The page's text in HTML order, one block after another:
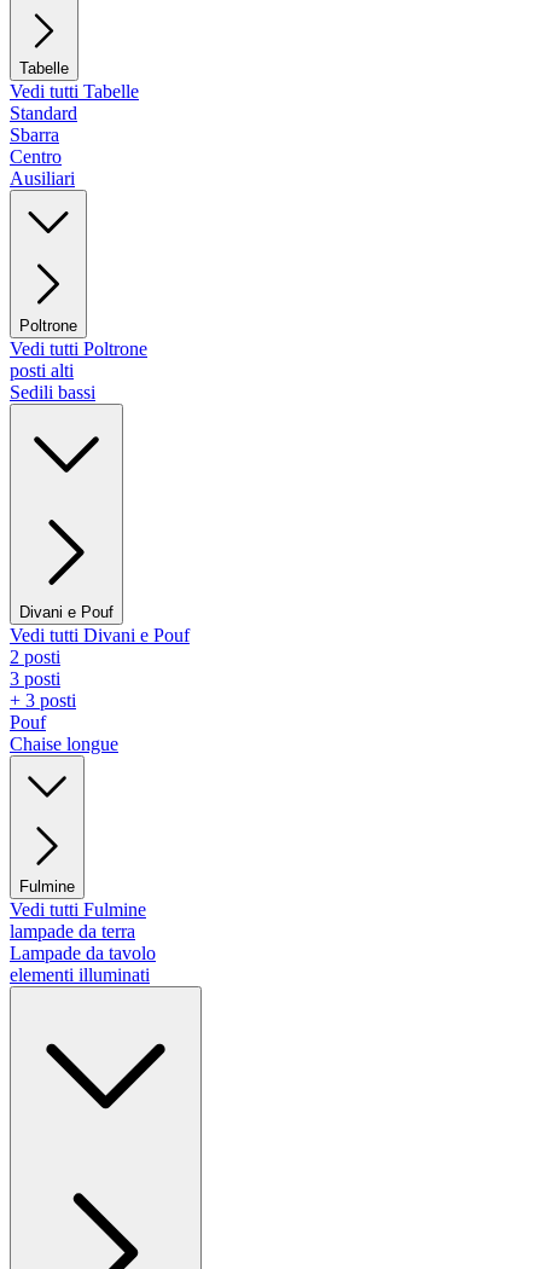
Tabelle
Vedi tutti Tabelle
Standard
Sbarra
Centro
Ausiliari
Poltrone
Vedi tutti Poltrone
posti alti
Sedili bassi
Divani e Pouf
Vedi tutti Divani e Pouf
2 posti
3 posti
+ 3 posti
Pouf
Chaise longue
Fulmine
Vedi tutti Fulmine
lampade da terra
Lampade da tavolo
elementi illuminati